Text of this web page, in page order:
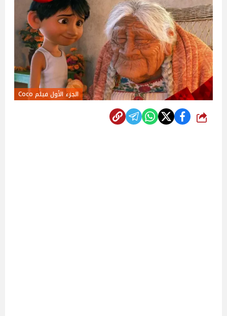
الجزء الأول فيلم Coco
شارك